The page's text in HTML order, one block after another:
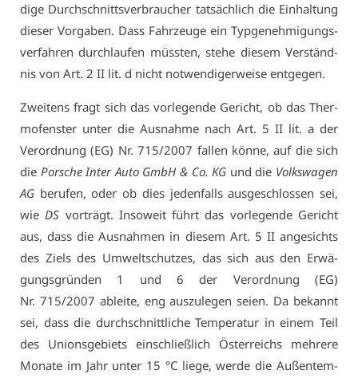
di­ge Durch­schnitts­ver­brau­cher tat­säch­lich die Ein­hal­tung
die­ser Vor­ga­ben. Dass Fahr­zeu­ge ein Typ­ge­neh­mi­gungs­
ver­fah­ren durch­lau­fen müss­ten, ste­he die­sem Ver­ständ­
nis von Art. 2 II lit. d nicht not­wen­di­ger­wei­se ent­ge­gen.
Zwei­tens fragt sich das vor­le­gen­de Ge­richt, ob das Ther­
mo­fens­ter un­ter die Aus­nah­me nach Art. 5 II lit. a der
Ver­ord­nung (EG) Nr. 715/2007 fal­len kön­ne, auf die sich
die Por­sche In­ter Au­to GmbH & Co. KG und die Volks­wa­gen
AG be­ru­fen, oder ob dies je­den­falls aus­ge­schlos­sen sei,
wieDS vor­trägt. In­so­weit führt das vor­le­gen­de Ge­richt
aus, dass die Aus­nah­men in die­sem Art. 5 II an­ge­sichts
des Ziels des Um­welt­schut­zes, das sich aus den Er­wä­
gungs­grün­den 1 und 6 der Ver­ord­nung (EG)
Nr. 715/2007 ab­lei­te, eng aus­zu­le­gen sei­en. Da be­kannt
sei, dass die durch­schnitt­li­che Tem­pe­ra­tur in ei­nem Teil
des Uni­ons­ge­biets ein­schließ­lich Ös­ter­reichs meh­re­re
Mo­na­te im Jahr un­ter 15 °C lie­ge, wer­de die Au­ßen­tem­